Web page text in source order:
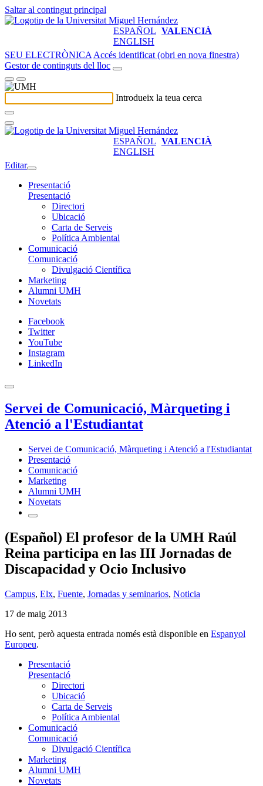
Saltar al contingut principal
ESPAÑOL VALENCIÀ
ENGLISH
SEU ELECTRÒNICA Accés identificat (obri en nova finestra)
Gestor de continguts del lloc
Introdueix la teua cerca
ESPAÑOL VALENCIÀ
ENGLISH
Editar
Presentació
Presentació
Directori
Ubicació
Carta de Serveis
Política Ambiental
Comunicació
Comunicació
Divulgació Científica
Marketing
Alumni UMH
Novetats
Facebook
Twitter
YouTube
Instagram
LinkedIn
Servei de Comunicació, Màrqueting i
Atenció a l'Estudiantat
Servei de Comunicació, Màrqueting i Atenció a l'Estudiantat
Presentació
Comunicació
Marketing
Alumni UMH
Novetats
(Español) El profesor de la UMH Raúl
Reina participa en las III Jornadas de
Discapacidad y Ocio Inclusivo
Campus, Elx, Fuente, Jornadas y seminarios, Noticia
17 de maig 2013
Ho sent, però aquesta entrada només està disponible en Espanyol
Europeu.
Presentació
Presentació
Directori
Ubicació
Carta de Serveis
Política Ambiental
Comunicació
Comunicació
Divulgació Científica
Marketing
Alumni UMH
Novetats